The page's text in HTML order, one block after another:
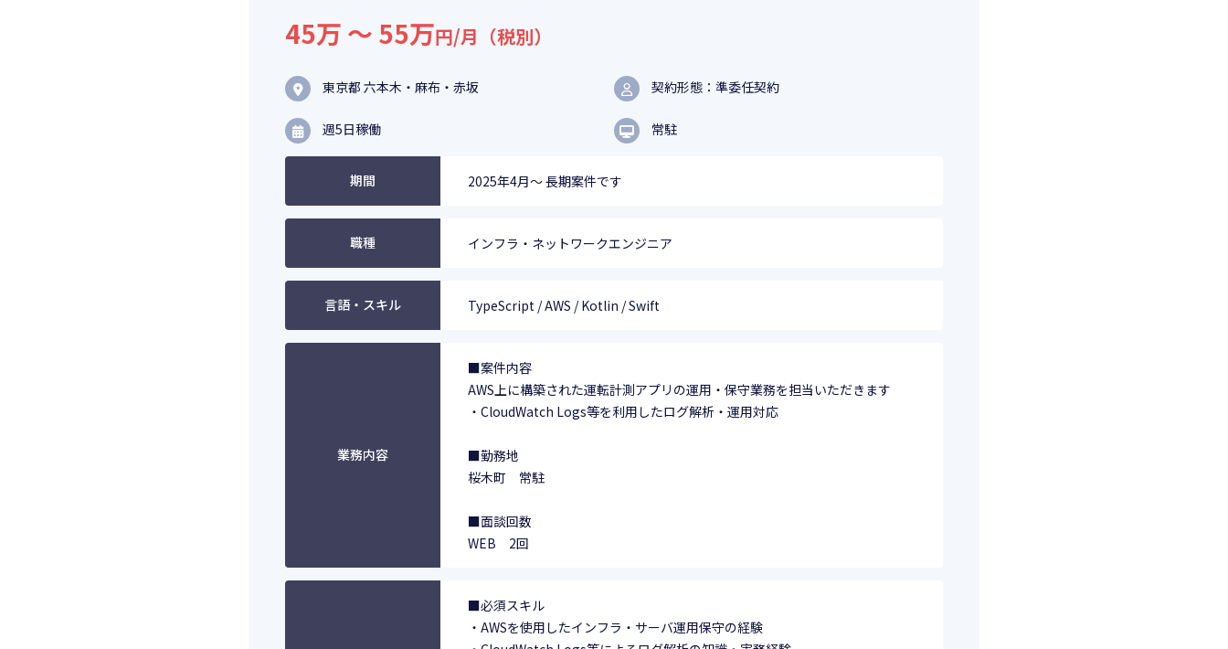
45万 〜 55万円/月（税別）
東京都 六本木・麻布・赤坂 契約形態：準委任契約
週5日稼働 常駐
期間 2025年4月～ 長期案件です
職種 インフラ・ネットワークエンジニア
言語・スキル TypeScript / AWS / Kotlin / Swift
業務内容
■案件内容
AWS上に構築された運転計測アプリの運用・保守業務を担当いただきます
・CloudWatch Logs等を利用したログ解析・運用対応
■勤務地
桜木町 常駐
■面談回数
WEB 2回
■必須スキル
・AWSを使用したインフラ・サーバ運用保守の経験